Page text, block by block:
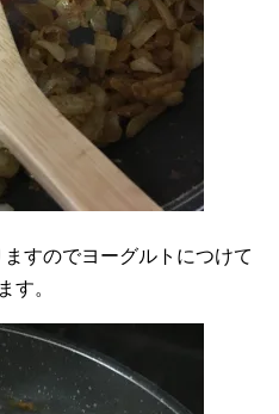
すのでヨーグルトにつけて
す。